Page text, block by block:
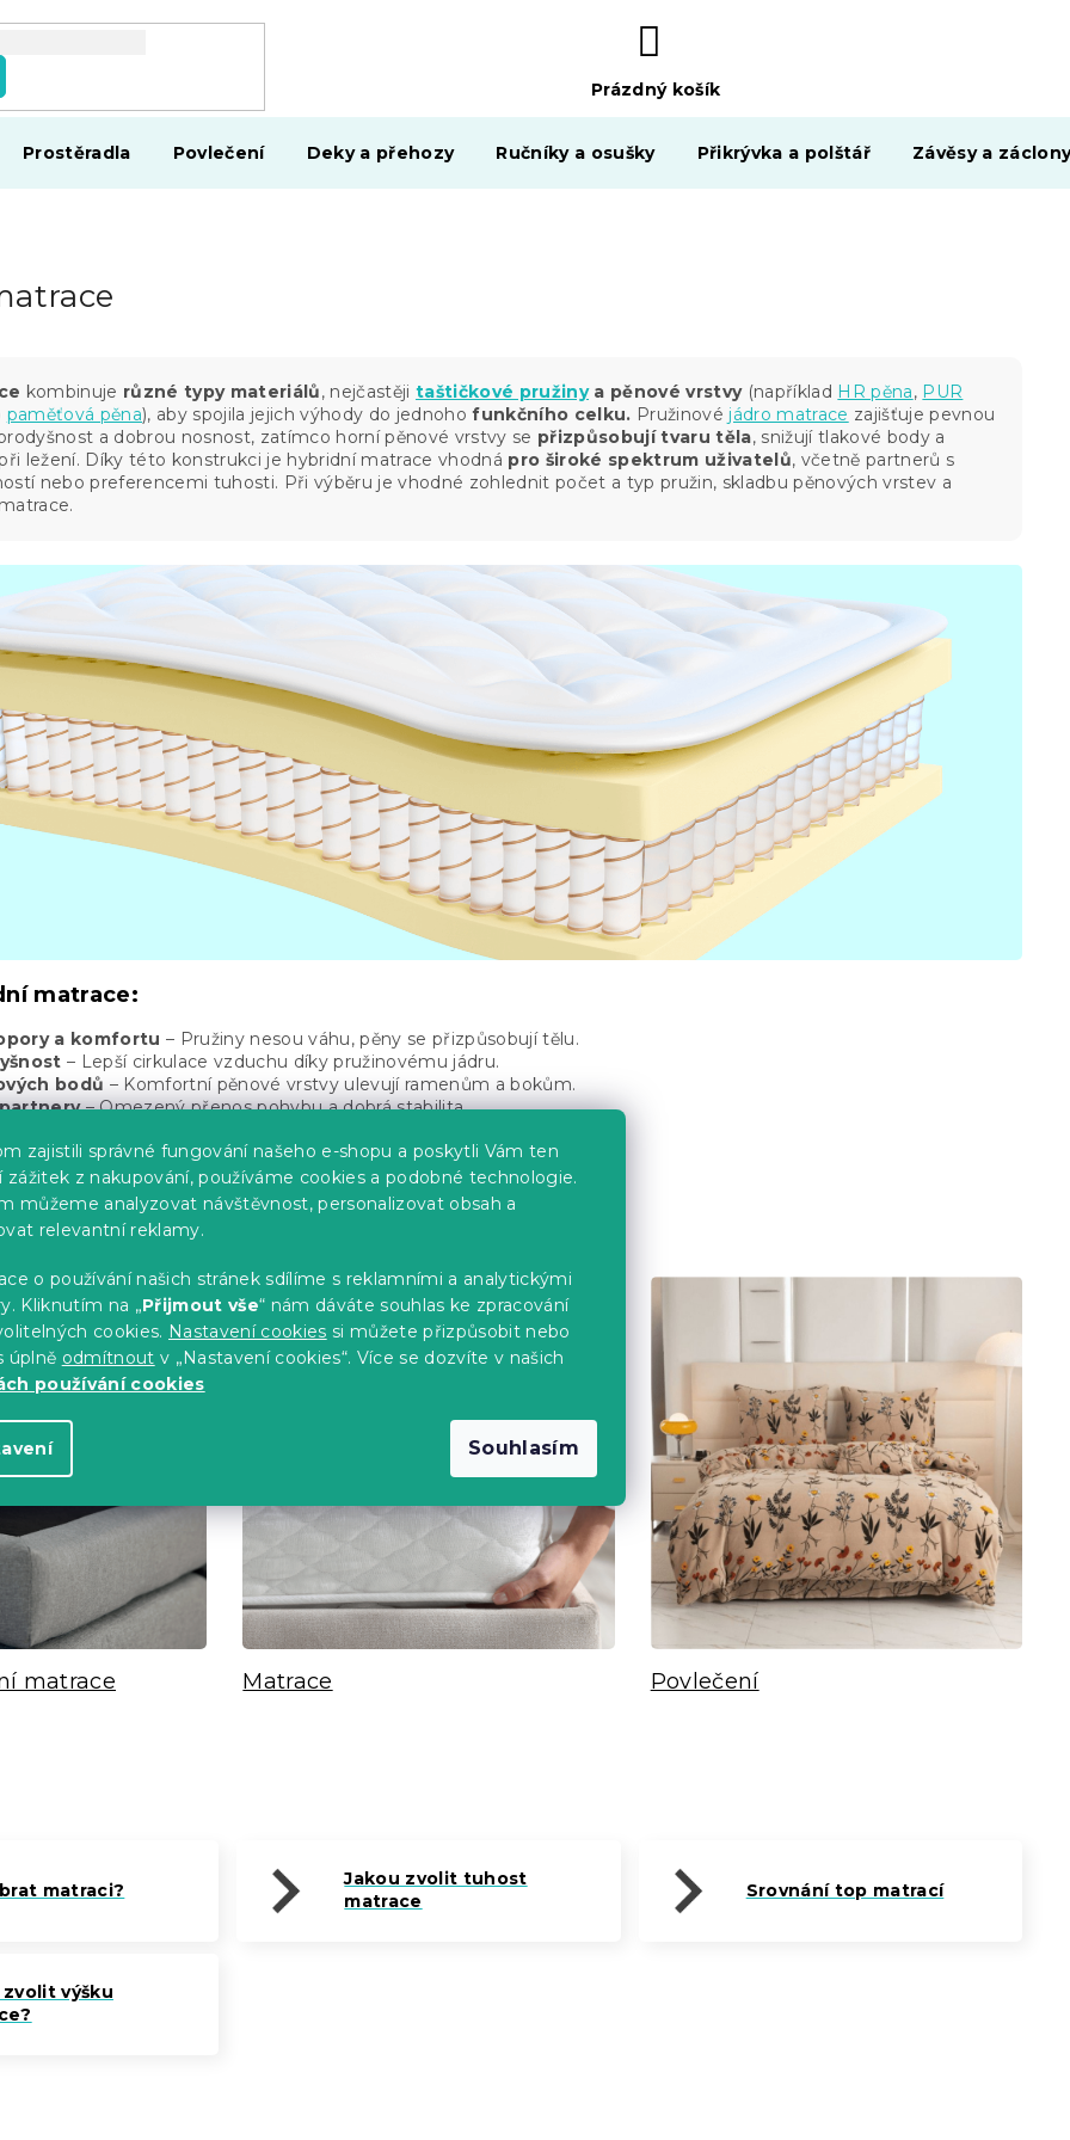
zajistili správné fungování našeho e-shopu a poskytli Vám ten
zážitek z nakupování, používáme cookies a podobné technologie.
můžeme analyzovat návštěvnost, personalizovat obsah a
relevantní reklamy.
o používání našich stránek sdílíme s reklamními a analytickými
Kliknutím na „Přijmout vše“ nám dáváte souhlas ke zpracování
cookies. Nastavení cookies si můžete přizpůsobit nebo
úplně odmítnout v „Nastavení cookies“. Více se dozvíte v našich
používání cookies
Souhlasím
NÁKUPNÍ
KOŠÍK
Prázdný košík
Prostěradla Povlečení Deky a přehozy Ručníky a osušky Přikrývka a polštář Závěsy a
kombinuje různé typy materiálů, nejčastějitaštičkové pružiny a pěnové vrstvy(například HR pěna, PUR
paměťová pěna), aby spojila jejich výhody do jednoho funkčního celku. Pružinové jádro matrace zajišťuje pevnou
a dobrou nosnost, zatímco horní pěnové vrstvy se přizpůsobují tvaru těla, snižují tlakové body a
ležení. Díky této konstrukci je hybridní matrace vhodná pro široké spektrum uživatelů, včetně partnerů s
nebo preferencemi tuhosti. Při výběru je vhodné zohlednit počet a typ pružin, skladbu pěnových vrstev a
matrace:
a komfortu – Pružiny nesou váhu, pěny se přizpůsobují tělu.
– Lepší cirkulace vzduchu díky pružinovému jádru.
bodů – Komfortní pěnové vrstvy ulevují ramenům a bokům.
– Omezený přenos pohybu a dobrá stabilita.
a odolnost
– Pro různé spánkové polohy i typy postav.
kategorií
matrace Matrace Povlečení
matraci?
Jakou zvolit tuhost
matrace
Srovnání top matrací
zvolit výšku